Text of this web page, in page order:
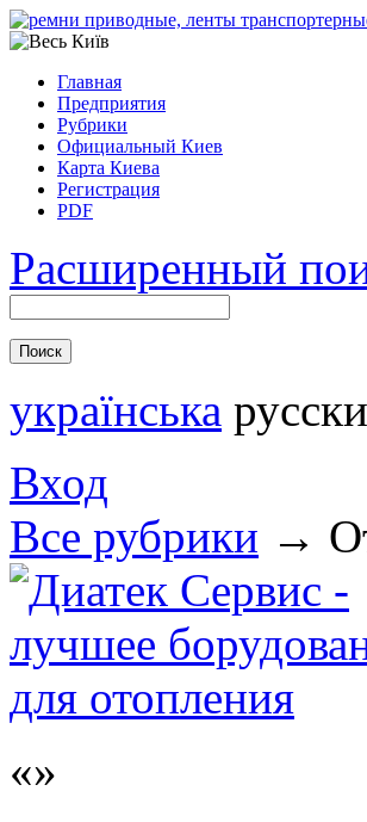
Главная
Предприятия
Рубрики
Официальный Киев
Карта Киева
Регистрация
PDF
Расширенный
українська
Вход
Все рубрики →